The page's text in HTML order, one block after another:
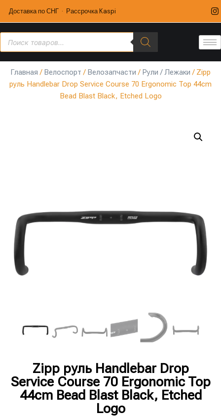
Доставка по СНГ · Рассрочка Kaspi
Главная / Велоспорт / Велозапчасти / Рули / Лежаки / Zipp
руль Handlebar Drop Service Course 70 Ergonomic Top 44cm
Bead Blast Black, Etched Logo
Zipp руль Handlebar Drop
Service Course 70 Ergonomic Top
44cm Bead Blast Black, Etched
Logo